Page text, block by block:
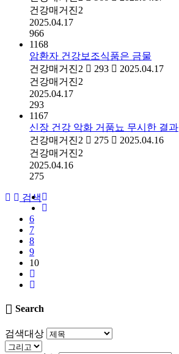
건강매거진2
2025.04.17
966
1168
암환자 건강보조식품은 금물
건강매거진2
293
2025.04.17
건강매거진2
2025.04.17
293
1167
신장 건강 악화 거품뇨 무시한 결과
건강매거진2
275
2025.04.16
건강매거진2
2025.04.16
275
검색
6
7
8
9
10
Search
검색대상